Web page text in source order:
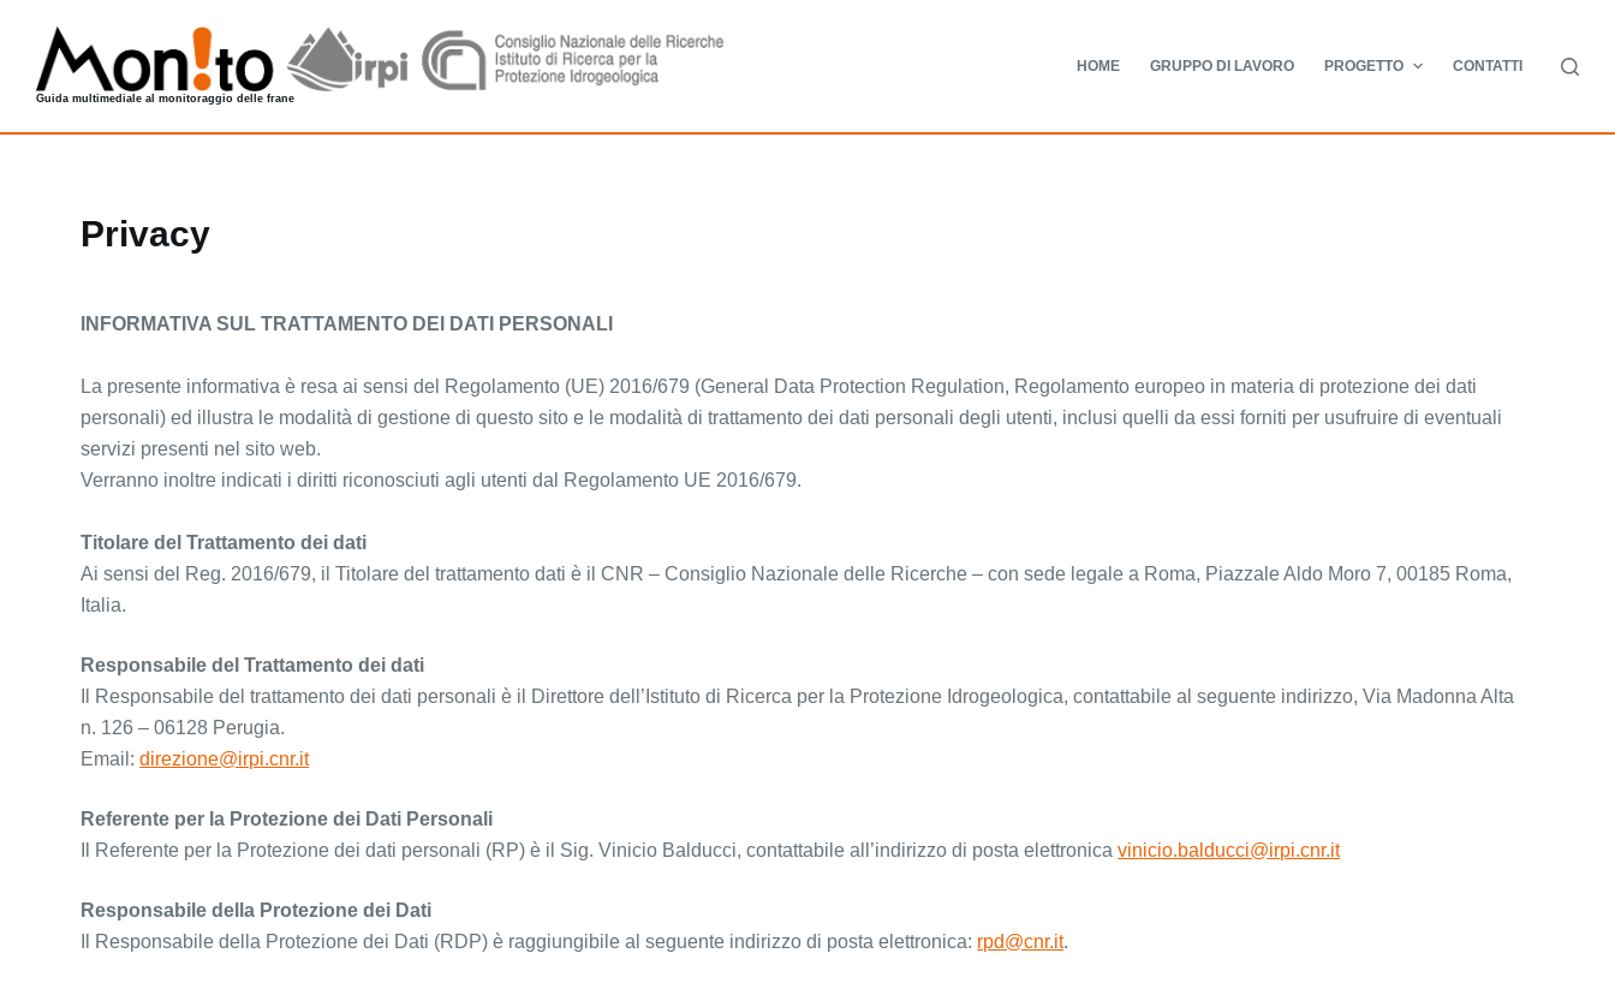
Guida multimediale al monitoraggio delle frane
HOME GRUPPO DI LAVORO PROGETTO CONTATTI
Privacy
INFORMATIVA SUL TRATTAMENTO DEI DATI PERSONALI
La presente informativa è resa ai sensi del Regolamento (UE) 2016/679 (General Data Protection Regulation, Regolamento europeo in materia di protezione dei dati
personali) ed illustra le modalità di gestione di questo sito e le modalità di trattamento dei dati personali degli utenti, inclusi quelli da essi forniti per usufruire di eventuali
servizi presenti nel sito web.
Verranno inoltre indicati i diritti riconosciuti agli utenti dal Regolamento UE 2016/679.
Titolare del Trattamento dei dati
Ai sensi del Reg. 2016/679, il Titolare del trattamento dati è il CNR – Consiglio Nazionale delle Ricerche – con sede legale a Roma, Piazzale Aldo Moro 7, 00185 Roma,
Italia.
Responsabile del Trattamento dei dati
Il Responsabile del trattamento dei dati personali è il Direttore dell’Istituto di Ricerca per la Protezione Idrogeologica, contattabile al seguente indirizzo, Via Madonna Alta
n. 126 – 06128 Perugia.
Email:direzione@irpi.cnr.it
Referente per la Protezione dei Dati Personali
Il Referente per la Protezione dei dati personali (RP) è il Sig. Vinicio Balducci, contattabile all’indirizzo di posta elettronicavinicio.balducci@irpi.cnr.it
Responsabile della Protezione dei Dati
Il Responsabile della Protezione dei Dati (RDP) è raggiungibile al seguente indirizzo di posta elettronica: rpd@cnr.it.